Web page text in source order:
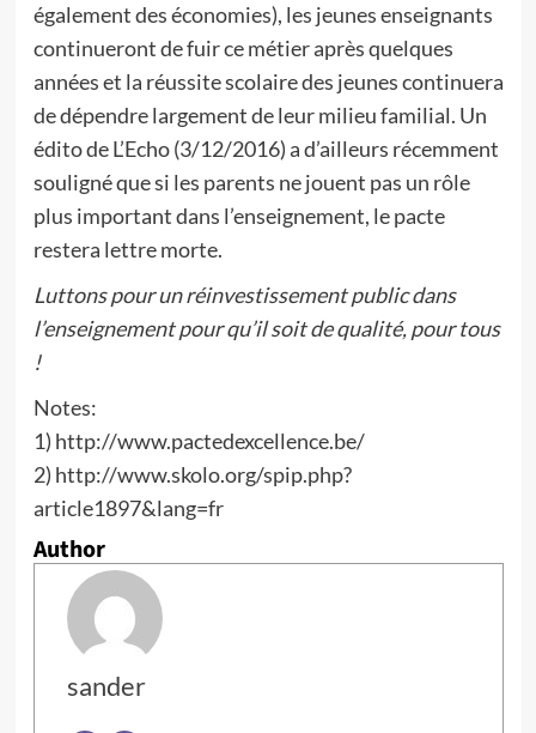
également des économies), les jeunes enseignants
continueront de fuir ce métier après quelques
années et la réussite scolaire des jeunes continuera
de dépendre largement de leur milieu familial. Un
édito de L’Echo (3/12/2016) a d’ailleurs récemment
souligné que si les parents ne jouent pas un rôle
plus important dans l’enseignement, le pacte
restera lettre morte.
Luttons pour un réinvestissement public dans
l’enseignement pour qu’il soit de qualité, pour tous
!
Notes:
1) http://www.pactedexcellence.be/
2) http://www.skolo.org/spip.php?
article1897&lang=fr
Author
sander